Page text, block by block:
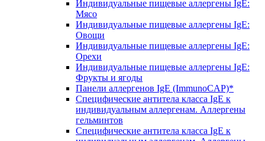
Индивидуальные пищевые аллергены IgE:
Мясо
Индивидуальные пищевые аллергены IgE:
Овощи
Индивидуальные пищевые аллергены IgE:
Орехи
Индивидуальные пищевые аллергены IgE:
Фрукты и ягоды
Панели аллергенов IgE (ImmunoCAP)*
Специфические антитела класса IgE к
индивидуальным аллергенам. Аллергены
гельминтов
Специфические антитела класса IgE к